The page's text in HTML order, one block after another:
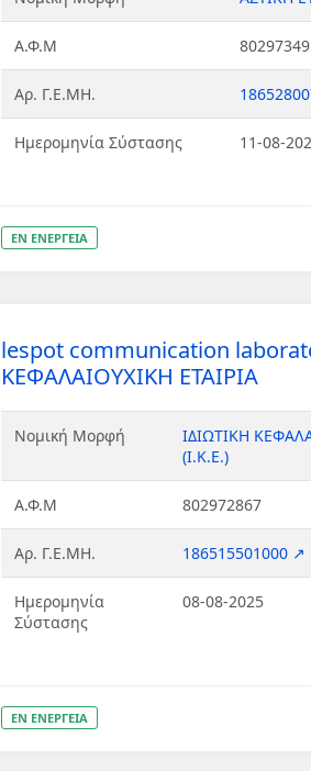
Α.Φ.Μ
Αρ. Γ.Ε.ΜΗ.
Ημερομηνία Σύστασης 11-08-
ΕΝ ΕΝΕΡΓΕΙΑ
lespot communication
ΚΕΦΑΛΑΙΟΥΧΙΚΗ ΕΤΑΙΡΙΑ
Νομική Μορφή
ΙΔΙΩΤΙΚΗ
(Ι.Κ.Ε.)
Α.Φ.Μ 802972867
Αρ. Γ.Ε.ΜΗ. 186515501000 ↗
Ημερομηνία
Σύστασης
08-08-2025
ΕΝ ΕΝΕΡΓΕΙΑ